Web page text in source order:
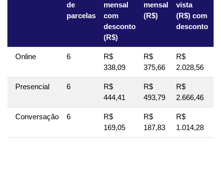
de
parcelas
mensal
com
desconto
(R$)
mensal
(R$)
vista
(R$) com
desconto
Online 6
R$
338,09
R$
375,66
R$
2.028,56
Presencial 6
R$
444,41
R$
493,79
R$
2.666,46
Conversação 6
R$
169,05
R$
187,83
R$
1.014,28